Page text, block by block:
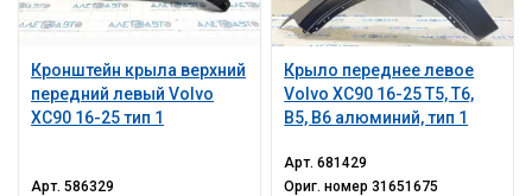
Кронштейн крыла верхний
передний левый Volvo
XC90 16-25 тип 1
Арт.586329
Крыло переднее левое
Volvo XC90 16-25 T5, T6,
B5, B6 алюминий, тип 1
Арт.681429
Ориг. номер31651675